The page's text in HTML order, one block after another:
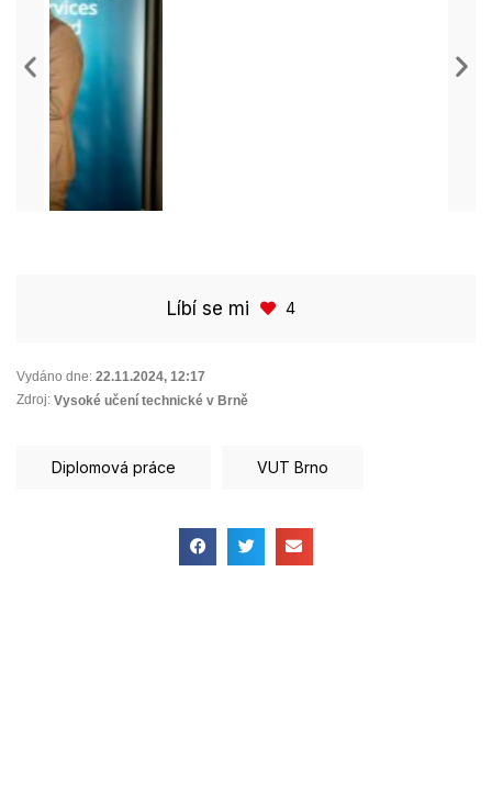
Líbí se mi 4
Vydáno dne: 22.11.2024, 12:17
Zdroj: Vysoké učení technické v Brně
Diplomová práce VUT Brno